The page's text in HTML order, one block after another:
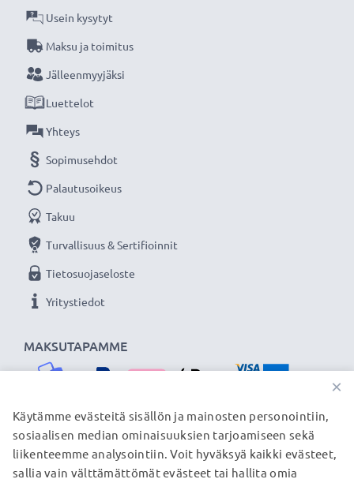
MAKSUTAPAMME
Usein kysytyt
Maksu ja toimitus
Jälleenmyyjäksi
Luettelot
Yhteys
Sopimusehdot
Palautusoikeus
Takuu
Turvallisuus & Sertifioinnit
Tietosuojaseloste
Yritystiedot
TOIMITUSKUMPPANIMME
×
Käytämme evästeitä sisällön ja mainosten personointiin,
sosiaalisen median ominaisuuksien tarjoamiseen sekä
liikenteemme analysointiin. Voit hyväksyä kaikki evästeet,
sallia vain välttämättömät evästeet tai hallita omia